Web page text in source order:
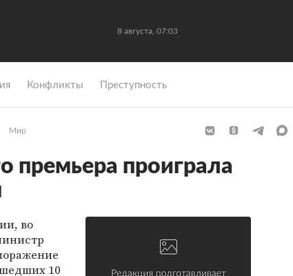
8 августа, 07:03
Конфликты Преступность
Мир
премьера проиграла
во
10